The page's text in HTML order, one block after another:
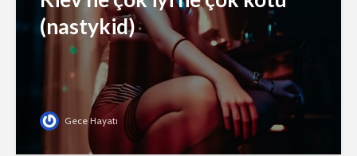
(nastykid)
Gece Hayatı